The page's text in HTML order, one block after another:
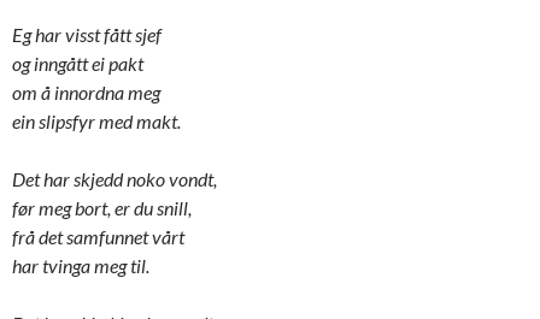
Eg har visst fått sjef
og inngått ei pakt
om å innordna meg
ein slipsfyr med makt.
Det har skjedd noko vondt,
før meg bort, er du snill,
frå det samfunnet vårt
har tvinga meg til.